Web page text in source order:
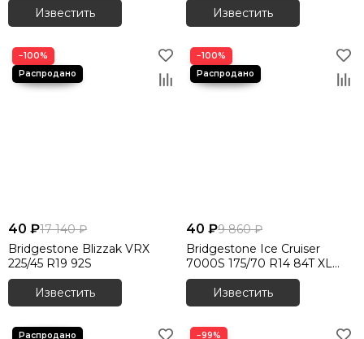
Известить
Известить
−100%
40 ₽17 140 ₽
Bridgestone Blizzak VRX
225/45 R19 92S
Известить
−100%
40 ₽9 860 ₽
Bridgestone Ice Cruiser
7000S 175/70 R14 84T XL
шип.
Известить
−99%